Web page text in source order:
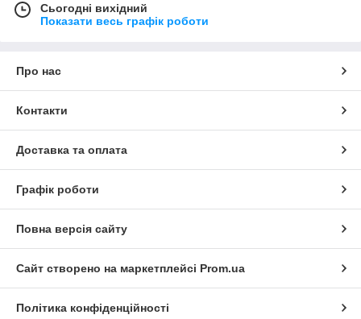
Сьогодні вихідний
Показати весь графік роботи
Про нас
Контакти
Доставка та оплата
Графік роботи
Повна версія сайту
Сайт створено на маркетплейсі Prom.ua
Політика конфіденційності